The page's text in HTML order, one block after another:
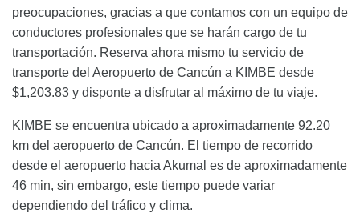
preocupaciones, gracias a que contamos con un equipo de
conductores profesionales que se harán cargo de tu
transportación. Reserva ahora mismo tu servicio de
transporte del Aeropuerto de Cancún a KIMBE desde
$1,203.83 y disponte a disfrutar al máximo de tu viaje.
KIMBE se encuentra ubicado a aproximadamente 92.20
km del aeropuerto de Cancún. El tiempo de recorrido
desde el aeropuerto hacia Akumal es de aproximadamente
46 min, sin embargo, este tiempo puede variar
dependiendo del tráfico y clima.